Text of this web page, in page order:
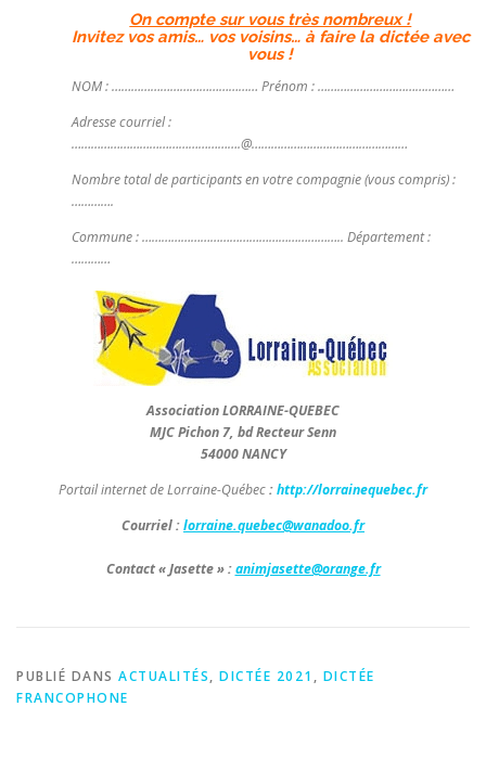
On compte sur vous très nombreux !
Invitez vos amis… vos voisins… à faire la dictée avec
vous !
NOM : ……………………………………… Prénom : ……………………………………
Adresse courriel :
…………………………………………….@…………………………………………
Nombre total de participants en votre compagnie (vous compris) :
………….
Commune : …………………………………………………….. Département :
…………
Association LORRAINE-QUEBEC
MJC Pichon 7, bd Recteur Senn
54000 NANCY
Portail internet de Lorraine-Québec:http://lorrainequebec.fr
Courriel:lorraine.quebec@wanadoo.fr
Contact « Jasette » : animjasette@orange.fr
PUBLIÉ DANS ACTUALITÉS, DICTÉE 2021 , DICTÉE
FRANCOPHONE